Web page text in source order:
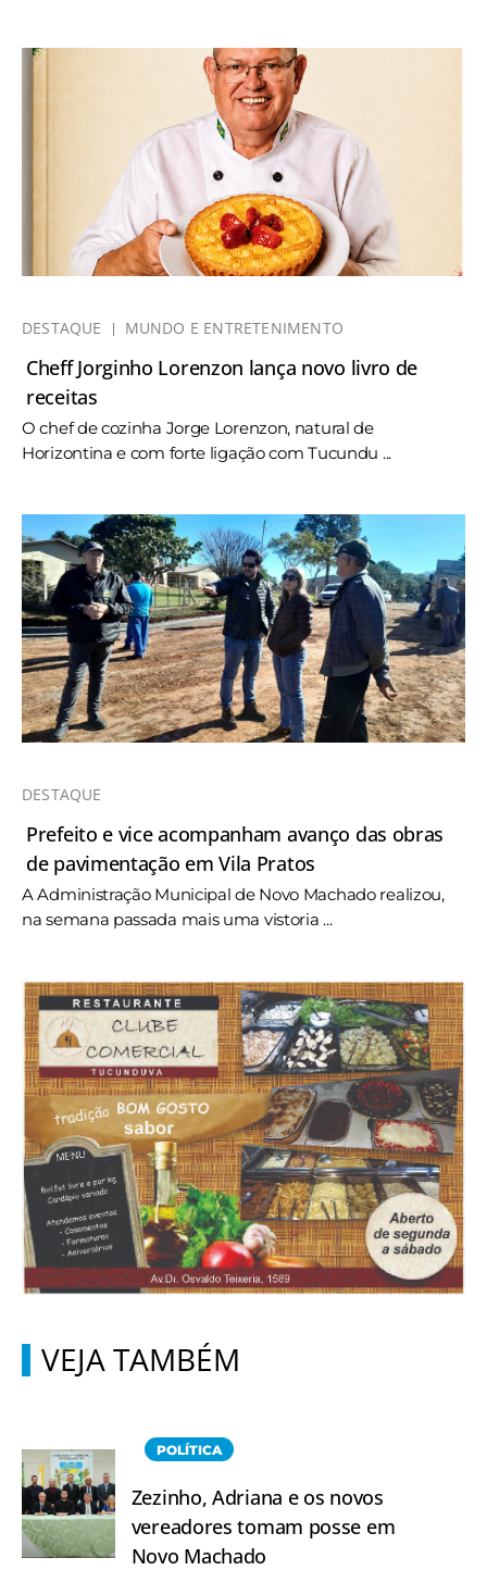
DESTAQUE MUNDO E ENTRETENIMENTO
Cheff Jorginho Lorenzon lança novo livro de
receitas
O chef de cozinha Jorge Lorenzon, natural de
Horizontina e com forte ligação com Tucundu ...
DESTAQUE
Prefeito e vice acompanham avanço das obras
de pavimentação em Vila Pratos
A Administração Municipal de Novo Machado realizou,
na semana passada mais uma vistoria ...
VEJA TAMBÉM
POLÍTICA
Zezinho, Adriana e os novos
vereadores tomam posse em
Novo Machado